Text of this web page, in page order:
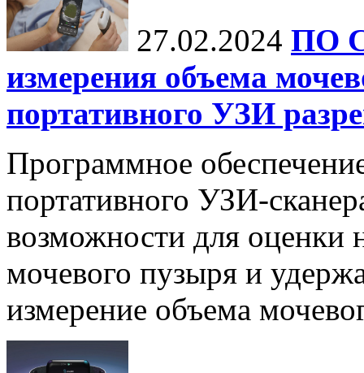
27.02.2024 ПО
измерения объема
портативного УЗИ
Программное
портативного УЗИ-
возможности для оценки
мочевого пузыря и
измерение объема